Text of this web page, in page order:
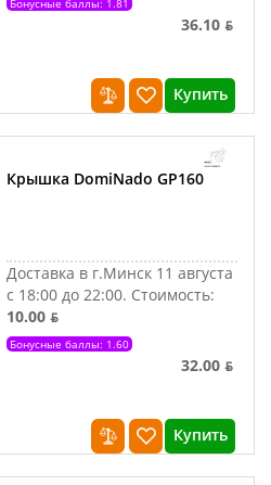
Бонусные баллы: 1.81
36.10 ƃ
Купить
Крышка DomiNado GP160
Доставка в г.Минск 11 августа
с 18:00 до 22:00. Стоимость:
10.00 ƃ
Бонусные баллы: 1.60
32.00 ƃ
Купить